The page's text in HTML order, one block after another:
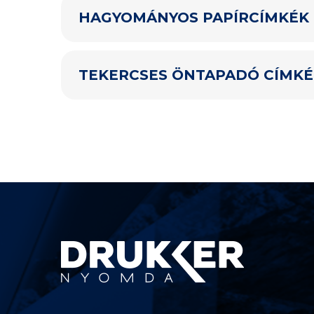
HAGYOMÁNYOS PAPÍRCÍMKÉK
TEKERCSES ÖNTAPADÓ